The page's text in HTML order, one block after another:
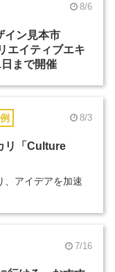
8/6
イン見本市
エイティブエキ
まで開催
8/3
リ「Culture
、アイデアを加速
7/16